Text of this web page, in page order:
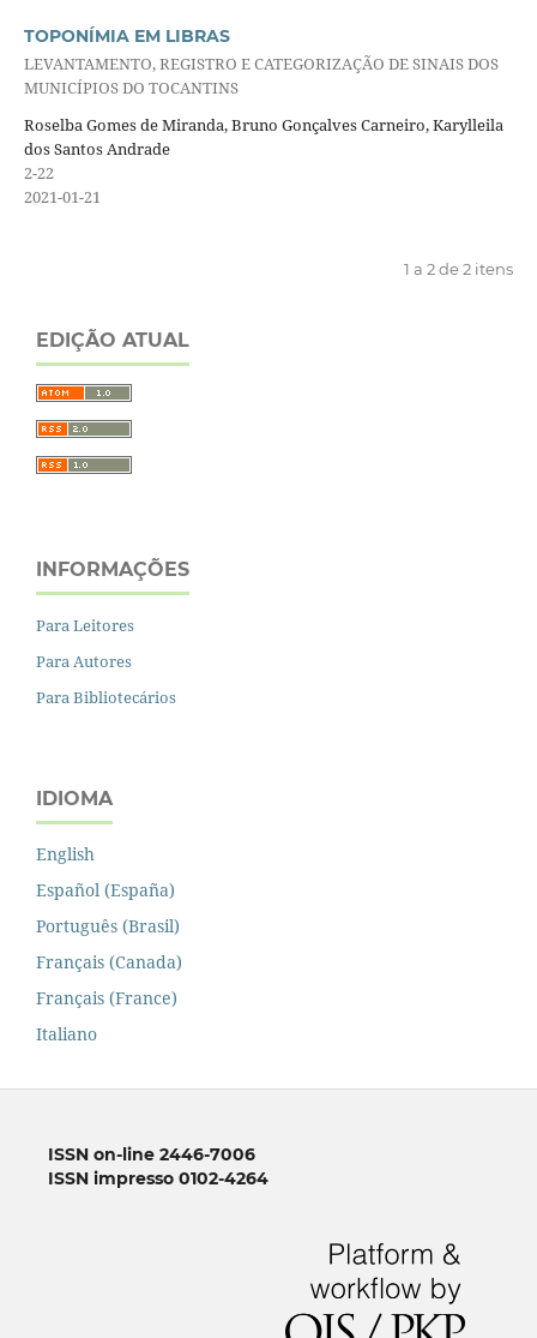
TOPONÍMIA EM LIBRAS
LEVANTAMENTO, REGISTRO E CATEGORIZAÇÃO DE SINAIS DOS
MUNICÍPIOS DO TOCANTINS
Roselba Gomes de Miranda, Bruno Gonçalves Carneiro, Karylleila
dos Santos Andrade
2-22
2021-01-21
1 a 2 de 2 itens
EDIÇÃO ATUAL
INFORMAÇÕES
Para Leitores
Para Autores
Para Bibliotecários
IDIOMA
English
Español (España)
Português (Brasil)
Français (Canada)
Français (France)
Italiano
ISSN on-line 2446-7006
ISSN impresso 0102-4264